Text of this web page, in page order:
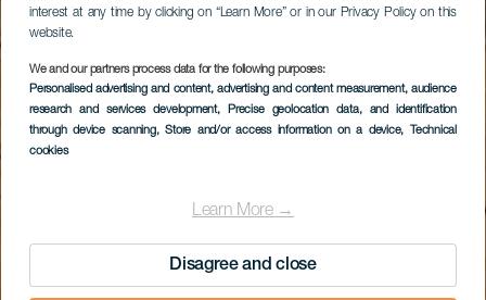
interest at any time by clicking on “Learn More” or in our Privacy Policy on this
website.
We and our partners process data for the following purposes:
Personalised advertising and content, advertising and content measurement, audience
research and services development, Precise geolocation data, and identification
through device scanning, Store and/or access information on a device, Technical
cookies
Learn More →
Disagree and close